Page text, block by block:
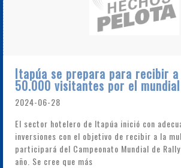
Itapúa se prepara para recibir a
50.000 visitantes por el
2024-06-28
El sector hotelero de Itapúa inició con
inversiones con el objetivo de recibir a la
participará del Campeonato Mundial de
año. Se cree que más